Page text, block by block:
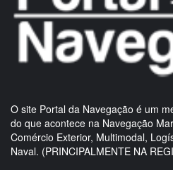
O site Portal da Navegação é um
do que acontece na Navegação
Comércio Exterior, Multimodal,
Naval. (PRINCIPALMENTE NA